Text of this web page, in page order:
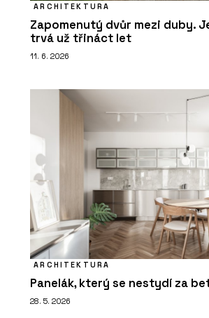
ARCHITEKTURA
Zapomenutý dvůr mezi duby.
trvá už třináct let
11. 6. 2026
ARCHITEKTURA
Panelák, který se nestydí za
28. 5. 2026